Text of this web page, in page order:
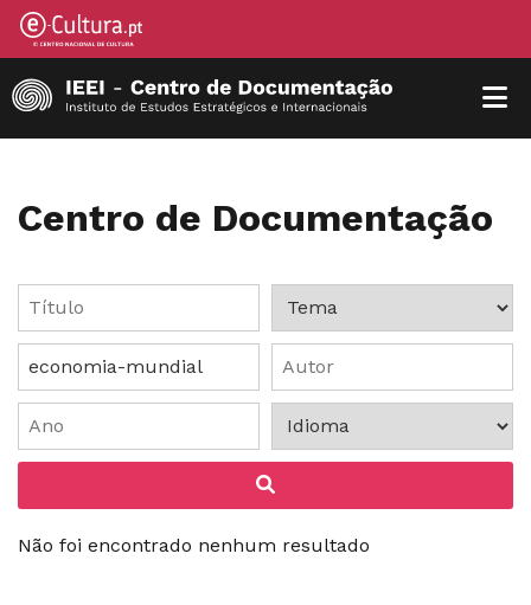
Centro de Documentação
Não foi encontrado nenhum resultado